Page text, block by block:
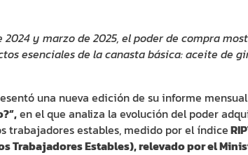
2024 y marzo de 2025, el poder de compra
esenciales de la canasta básica: aceite de
una nueva edición de su informe mensual
en el que analiza la evolución del poder
trabajadores estables, medido por el índice
Trabajadores Estables), relevado por el